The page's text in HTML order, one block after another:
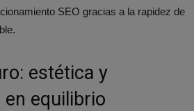
SEO gracias a la rapidez de
estética y
equilibrio